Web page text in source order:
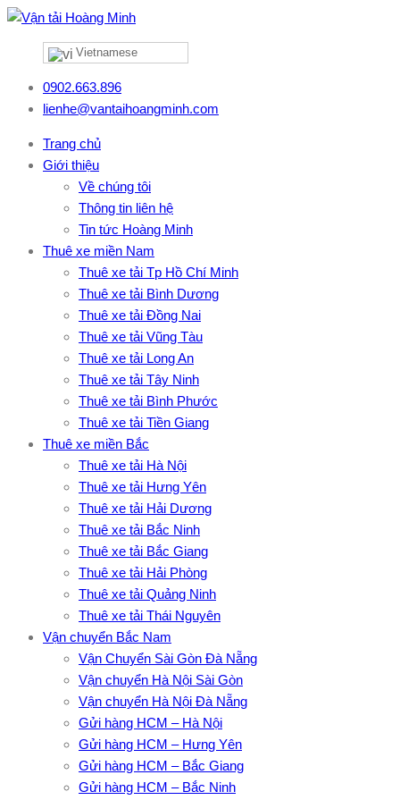
Vietnamese
0902.663.896
lienhe@vantaihoangminh.com
Trang chủ
Giới thiệu
Về chúng tôi
Thông tin liên hệ
Tin tức Hoàng Minh
Thuê xe miền Nam
Thuê xe tải Tp Hồ Chí Minh
Thuê xe tải Bình Dương
Thuê xe tải Đồng Nai
Thuê xe tải Vũng Tàu
Thuê xe tải Long An
Thuê xe tải Tây Ninh
Thuê xe tải Bình Phước
Thuê xe tải Tiền Giang
Thuê xe miền Bắc
Thuê xe tải Hà Nội
Thuê xe tải Hưng Yên
Thuê xe tải Hải Dương
Thuê xe tải Bắc Ninh
Thuê xe tải Bắc Giang
Thuê xe tải Hải Phòng
Thuê xe tải Quảng Ninh
Thuê xe tải Thái Nguyên
Vận chuyển Bắc Nam
Vận Chuyển Sài Gòn Đà Nẵng
Vận chuyển Hà Nội Sài Gòn
Vận chuyển Hà Nội Đà Nẵng
Gửi hàng HCM – Hà Nội
Gửi hàng HCM – Hưng Yên
Gửi hàng HCM – Bắc Giang
Gửi hàng HCM – Bắc Ninh